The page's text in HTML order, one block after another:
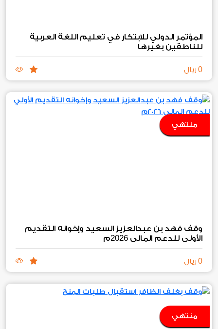
المؤتمر الدولي للابتكار في تعليم اللغة العربية
للناطقين بغيرها
0 ريال
منتهي
وقف فهد بن عبدالعزيز السعيد وإخوانه التقديم
الأولي للدعم المالي 2026م
0 ريال
منتهي